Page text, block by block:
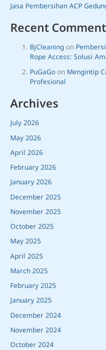
Jasa Pembersihan ACP
Recent
BjCleaning on
Rope Access: Solusi
PuGaGo on Mengintip
Profesional
Archives
July 2026
May 2026
April 2026
February 2026
January 2026
December 2025
November 2025
October 2025
May 2025
April 2025
March 2025
February 2025
January 2025
December 2024
November 2024
October 2024